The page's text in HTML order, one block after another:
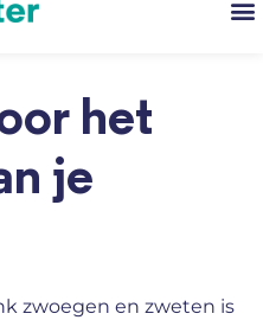
het
je
zwoegen en zweten is